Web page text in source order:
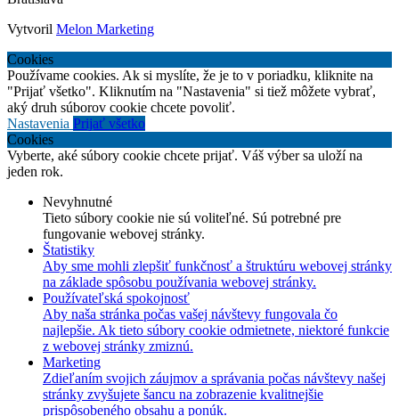
Vytvoril Melon Marketing
Cookies
Používame cookies. Ak si myslíte, že je to v poriadku, kliknite na
"Prijať všetko". Kliknutím na "Nastavenia" si tiež môžete vybrať,
aký druh súborov cookie chcete povoliť.
Nastavenia Prijať všetko
Cookies
Vyberte, aké súbory cookie chcete prijať. Váš výber sa uloží na
jeden rok.
Nevyhnutné
Tieto súbory cookie nie sú voliteľné. Sú potrebné pre
fungovanie webovej stránky.
Štatistiky
Aby sme mohli zlepšiť funkčnosť a štruktúru webovej stránky
na základe spôsobu používania webovej stránky.
Používateľská spokojnosť
Aby naša stránka počas vašej návštevy fungovala čo
najlepšie. Ak tieto súbory cookie odmietnete, niektoré funkcie
z webovej stránky zmiznú.
Marketing
Zdieľaním svojich záujmov a správania počas návštevy našej
stránky zvyšujete šancu na zobrazenie kvalitnejšie
prispôsobeného obsahu a ponúk.